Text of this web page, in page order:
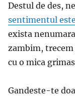
Destul de des,
sentimentul
exista
zambim, trecem
cu o mica
Gandeste-te